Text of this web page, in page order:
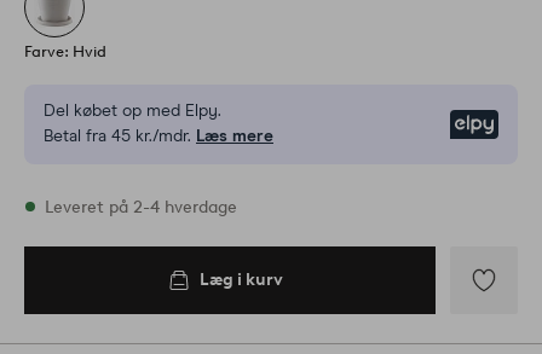
Farve: Hvid
Del købet op med Elpy.
Betal fra 45 kr./mdr. Læs mere
På lager
Leveret på 2-4 hverdage
Læg i kurv
til